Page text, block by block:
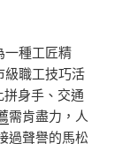
一種工匠精
級職工技巧活
身手、交通
需肯盡力，人
過聲譽的馬松